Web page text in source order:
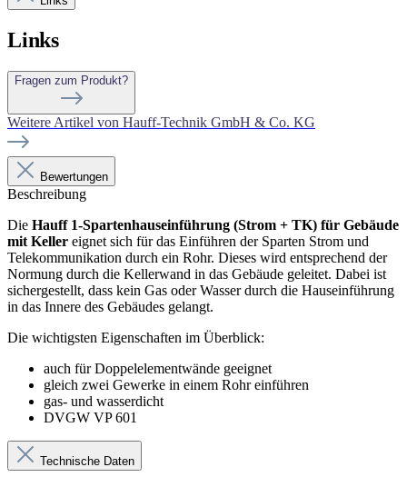
Links
Fragen zum Produkt?
Weitere Artikel von Hauff-Technik GmbH & Co. KG
Bewertungen
Beschreibung
Die Hauff 1-Spartenhauseinführung (Strom + TK) für Gebäude
mit Keller eignet sich für das Einführen der Sparten Strom und
Telekommunikation durch ein Rohr. Dieses wird entsprechend der
Normung durch die Kellerwand in das Gebäude geleitet. Dabei ist
sichergestellt, dass kein Gas oder Wasser durch die Hauseinführung
in das Innere des Gebäudes gelangt.
Die wichtigsten Eigenschaften im Überblick:
auch für Doppelelementwände geeignet
gleich zwei Gewerke in einem Rohr einführen
gas- und wasserdicht
DVGW VP 601
Technische Daten